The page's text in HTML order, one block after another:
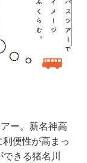
ー。新名神高
便性が高まっ
きる猪名川